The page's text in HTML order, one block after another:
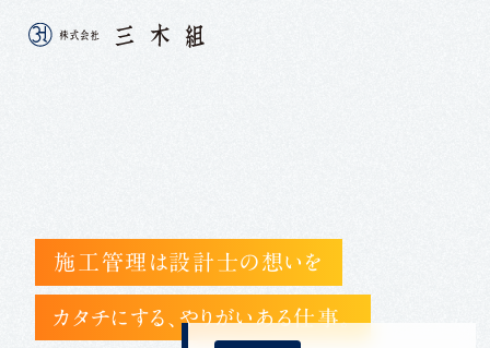
施工管理は設計士の想いを
カタチにする、やりがいある仕事。